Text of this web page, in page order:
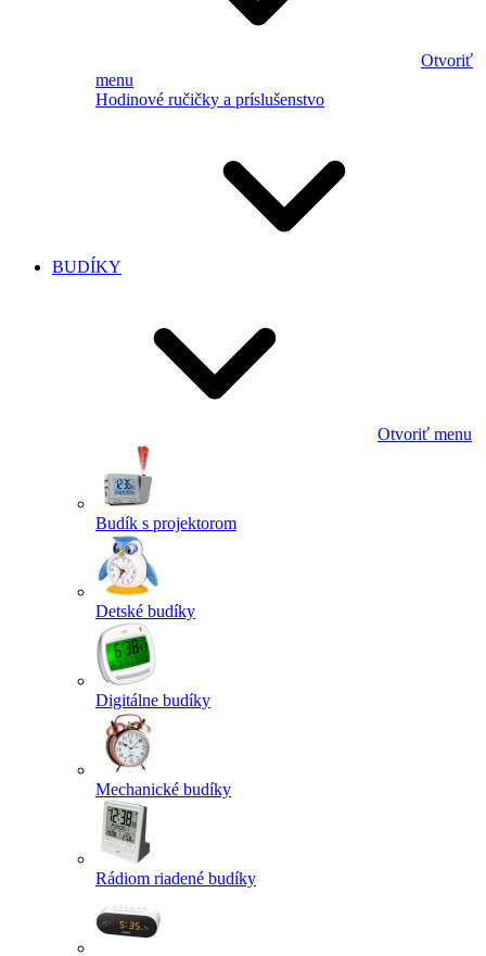
Otvoriť
menu
Hodinové ručičky a príslušenstvo
BUDÍKY
Otvoriť menu
Budík s projektorom
Detské budíky
Digitálne budíky
Mechanické budíky
Rádiom riadené budíky